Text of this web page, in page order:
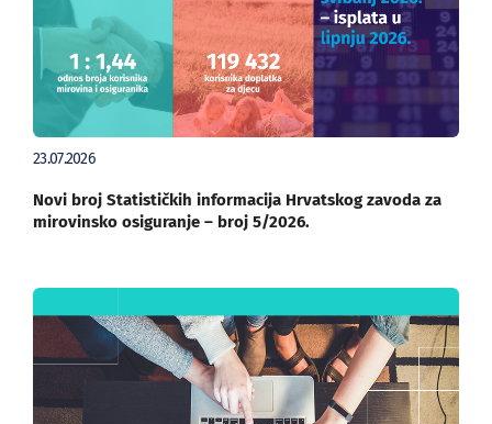
23.07.2026
Novi broj Statističkih informacija Hrvatskog zavoda za
mirovinsko osiguranje – broj 5/2026.